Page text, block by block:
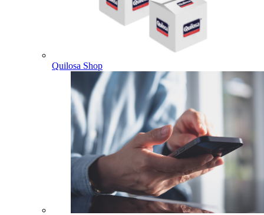
Quilosa Shop